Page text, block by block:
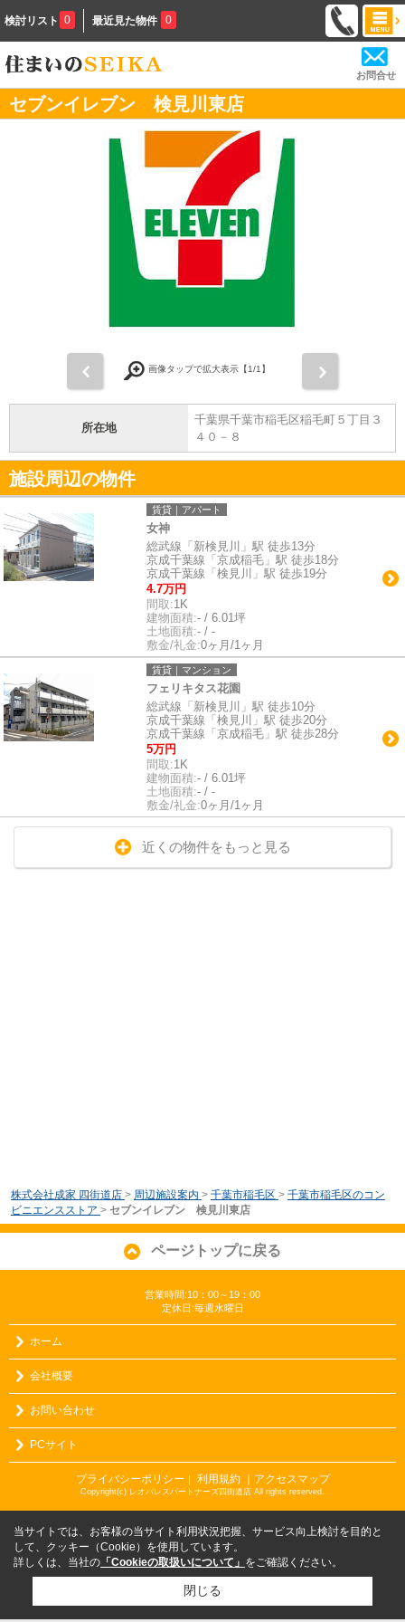
検討リスト 0 最近見た物件 0
お問合せ
セブンイレブン 検見川東店
画像タップで拡大表示【1/1】
所在地
千葉県千葉市稲毛区稲毛町５丁目３
４０－８
施設周辺の物件
賃貸｜アパート
女神
総武線「新検見川」駅 徒歩13分
京成千葉線「京成稲毛」駅 徒歩18分
京成千葉線「検見川」駅 徒歩19分
4.7万円
間取:1K
建物面積:- / 6.01坪
土地面積:- / -
敷金/礼金:0ヶ月/1ヶ月
賃貸｜マンション
フェリキタス花園
総武線「新検見川」駅 徒歩10分
京成千葉線「検見川」駅 徒歩20分
京成千葉線「京成稲毛」駅 徒歩28分
5万円
間取:1K
建物面積:- / 6.01坪
土地面積:- / -
敷金/礼金:0ヶ月/1ヶ月
近くの物件をもっと見る
株式会社成家 四街道店 > 周辺施設案内 > 千葉市稲毛区 > 千葉市稲毛区のコン
ビニエンスストア > セブンイレブン 検見川東店
ページトップに戻る
営業時間:10：00～19：00
定休日:毎週水曜日
ホーム
会社概要
お問い合わせ
PCサイト
プライバシーポリシー ｜ 利用規約 ｜アクセスマップ
Copyright(c) レオパレスパートナーズ四街道店 All rights reserved.
当サイトでは、お客様の当サイト利用状況把握、サービス向上検討を目的と
して、クッキー（Cookie）を使用しています。
詳しくは、当社の 「Cookieの取扱いについて」 をご確認ください。
閉じる